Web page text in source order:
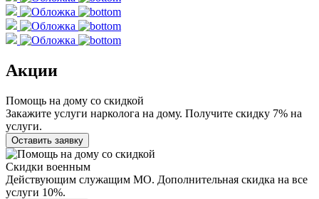
Акции
Помощь на дому со скидкой
Закажите услуги нарколога на дому. Получите скидку 7% на
услуги.
Оставить заявку
Скидки военным
Действующим служащим МО. Дополнительная скидка на все
услуги 10%.